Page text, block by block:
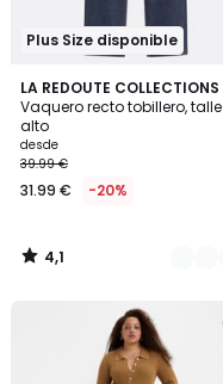
Plus Size disponible
LA REDOUTE COLLECTIONS
Vaquero recto tobillero, talle
alto
desde
39.99 €
31.99 € -20%
4,1
/ 5
3
Colores
4,1
/